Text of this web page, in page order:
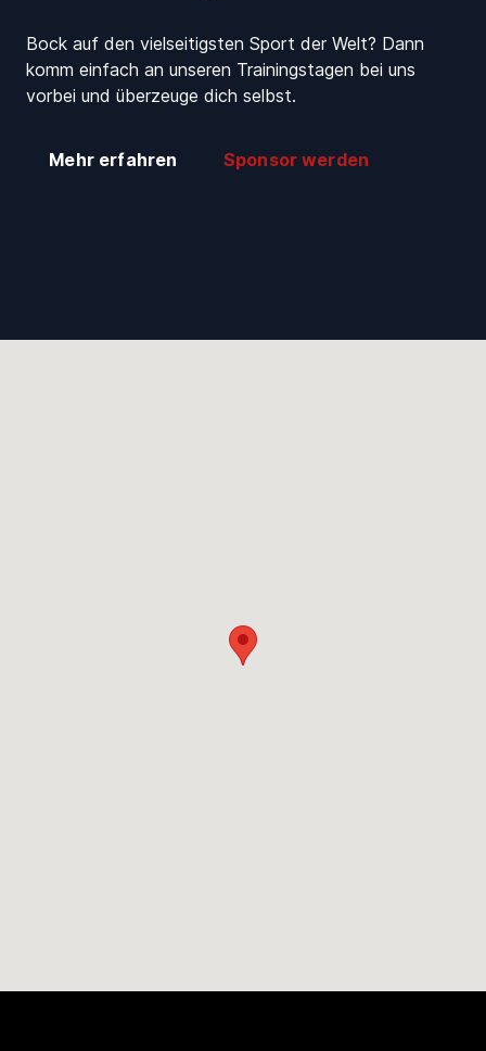
Bock auf den vielseitigsten Sport der Welt? Dann
komm einfach an unseren Trainingstagen bei uns
vorbei und überzeuge dich selbst.
Mehr erfahren Sponsor werden